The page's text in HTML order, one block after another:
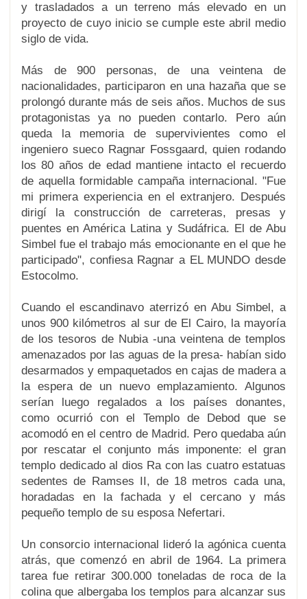
y trasladados a un terreno más elevado en un
proyecto de cuyo inicio se cumple este abril medio
siglo de vida.
Más de 900 personas, de una veintena de
nacionalidades, participaron en una hazaña que se
prolongó durante más de seis años. Muchos de sus
protagonistas ya no pueden contarlo. Pero aún
queda la memoria de supervivientes como el
ingeniero sueco Ragnar Fossgaard, quien rodando
los 80 años de edad mantiene intacto el recuerdo
de aquella formidable campaña internacional. "Fue
mi primera experiencia en el extranjero. Después
dirigí la construcción de carreteras, presas y
puentes en América Latina y Sudáfrica. El de Abu
Simbel fue el trabajo más emocionante en el que he
participado", confiesa Ragnar a EL MUNDO desde
Estocolmo.
Cuando el escandinavo aterrizó en Abu Simbel, a
unos 900 kilómetros al sur de El Cairo, la mayoría
de los tesoros de Nubia -una veintena de templos
amenazados por las aguas de la presa- habían sido
desarmados y empaquetados en cajas de madera a
la espera de un nuevo emplazamiento. Algunos
serían luego regalados a los países donantes,
como ocurrió con el Templo de Debod que se
acomodó en el centro de Madrid. Pero quedaba aún
por rescatar el conjunto más imponente: el gran
templo dedicado al dios Ra con las cuatro estatuas
sedentes de Ramses II, de 18 metros cada una,
horadadas en la fachada y el cercano y más
pequeño templo de su esposa Nefertari.
Un consorcio internacional lideró la agónica cuenta
atrás, que comenzó en abril de 1964. La primera
tarea fue retirar 300.000 toneladas de roca de la
colina que albergaba los templos para alcanzar sus